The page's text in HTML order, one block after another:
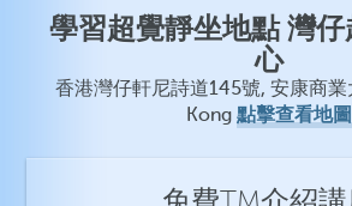
學習超覺靜坐地點 灣
心
香港灣仔軒尼詩道145號, 安康商
Kong 點擊查看地圖